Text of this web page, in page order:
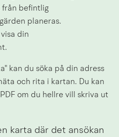
från befintlig
planeras.
din
kan du söka på din adress
och rita i kartan. Du kan
om du hellre vill skriva ut
karta där det ansökan